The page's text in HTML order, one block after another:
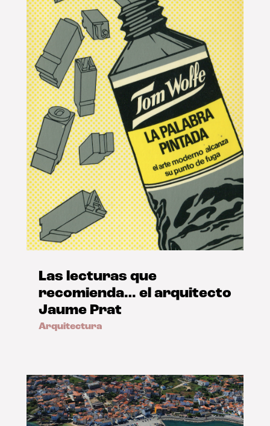
Las lecturas que
recomienda… el arquitecto
Jaume Prat
Arquitectura